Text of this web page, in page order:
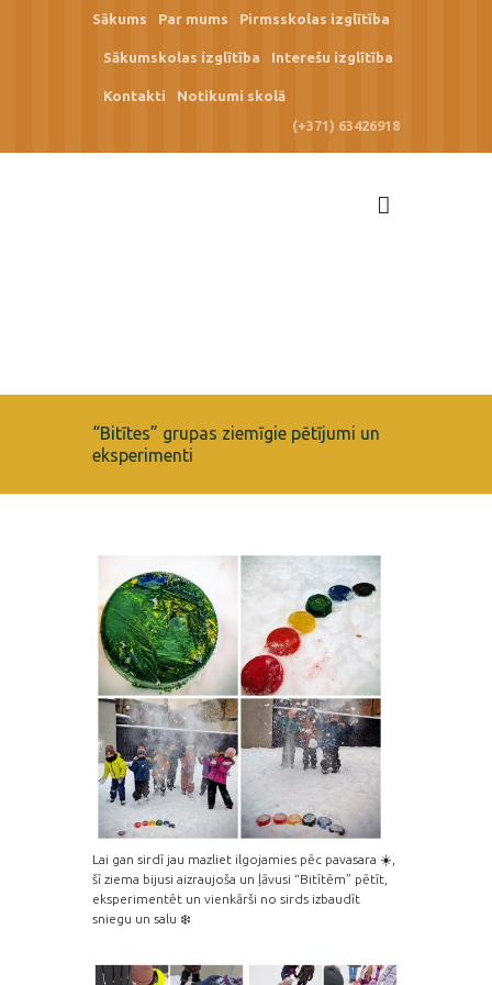
Sākums Par mums Pirmsskolas izglītība
Sākumskolas izglītība Interešu izglītība
Kontakti
Notikumi skolā
(+371) 63426918
“Bitītes” grupas ziemīgie pētījumi un
eksperimenti
Lai gan sirdī jau mazliet ilgojamies pēc pavasara ☀️,
šī ziema bijusi aizraujoša un ļāvusi “Bitītēm” pētīt,
eksperimentēt un vienkārši no sirds izbaudīt
sniegu un salu ❄️